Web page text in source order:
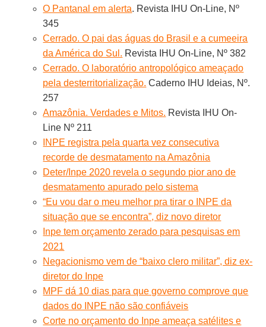
O Pantanal em alerta. Revista IHU On-Line, Nº
345
Cerrado. O pai das águas do Brasil e a cumeeira
da América do Sul. Revista IHU On-Line, Nº 382
Cerrado. O laboratório antropológico ameaçado
pela desterritorialização. Caderno IHU Ideias, Nº.
257
Amazônia. Verdades e Mitos. Revista IHU On-
Line Nº 211
INPE registra pela quarta vez consecutiva
recorde de desmatamento na Amazônia
Deter/Inpe 2020 revela o segundo pior ano de
desmatamento apurado pelo sistema
“Eu vou dar o meu melhor pra tirar o INPE da
situação que se encontra”, diz novo diretor
Inpe tem orçamento zerado para pesquisas em
2021
Negacionismo vem de “baixo clero militar”, diz ex-
diretor do Inpe
MPF dá 10 dias para que governo comprove que
dados do INPE não são confiáveis
Corte no orçamento do Inpe ameaça satélites e